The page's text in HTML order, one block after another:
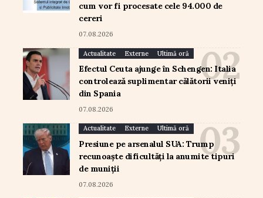
cum vor fi procesate cele 94.000 de
cereri
07.08.2026
Actualitate Externe Ultimă oră
Efectul Ceuta ajunge în Schengen: Italia
controlează suplimentar călătorii veniți
din Spania
07.08.2026
Actualitate Externe Ultimă oră
Presiune pe arsenalul SUA: Trump
recunoaște dificultăți la anumite tipuri
de muniții
07.08.2026